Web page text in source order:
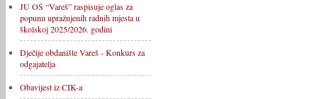
JU OŠ “Vareš” raspisuje oglas za
popunu upražnjenih radnih mjesta u
školskoj 2025/2026. godini
Dječije obdanište Vareš - Konkurs za
odgajatelja
Obavijest iz CIK-a